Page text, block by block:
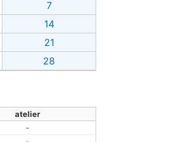
7
14
21
28
atelier
-